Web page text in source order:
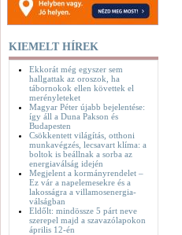
KIEMELT HÍREK
Ekkorát még egyszer sem
hallgattak az oroszok, ha
tábornokok ellen követtek el
merényleteket
Magyar Péter újabb bejelentése:
így áll a Duna Pakson és
Budapesten
Csökkentett világítás, otthoni
munkavégzés, lecsavart klíma: a
boltok is beállnak a sorba az
energiaválság idején
Megjelent a kormányrendelet –
Ez vár a napelemesekre és a
lakosságra a villamosenergia-
válságban
Eldőlt: mindössze 5 párt neve
szerepel majd a szavazólapokon
április 12-én